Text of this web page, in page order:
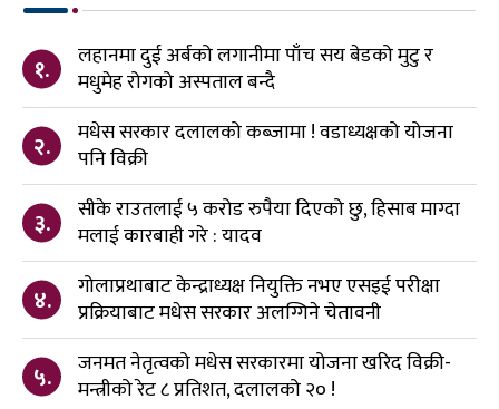
१.
लहानमा दुई अर्बको लगानीमा पाँच सय बेडको मुटु र
मधुमेह रोगको अस्पताल बन्दै
२.
मधेस सरकार दलालको कब्जामा ! वडाध्यक्षको योजना
पनि विक्री
३.
सीके राउतलाई ५ करोड रुपैया दिएको छु, हिसाब माग्दा
मलाई कारबाही गरे : यादव
४.
गोलाप्रथाबाट केन्द्राध्यक्ष नियुक्ति नभए एसइई परीक्षा
प्रक्रियाबाट मधेस सरकार अलग्गिने चेतावनी
५.
जनमत नेतृत्वको मधेस सरकारमा योजना खरिद विक्री-
मन्त्रीको रेट ८ प्रतिशत, दलालको २० !